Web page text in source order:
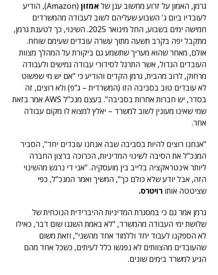
גרמן, האמון על זרוע מחשוב ענן שלאמזון
(Amazon), הודיע ​​
לעובדיו ביום ג' השבוע שעליהם לשוב לעבודה מהמשרדים
חמישה ימים בשבוע, החל מינואר 2025. השינוי, כך לטענת גרמן,
מתקבל יפה בקרב תשעה מתוך עשרה עובדים שעימם שוחח.
אולם, מאחר שהוא מעריך שתשמע גם ביקורת על המהלך מצוות
העובדים הגדול, אשר התרגל לסידורי עבודה גמישים ולעבודה
מרחוק, לרוב מהבית, גרמן הקדים והודיע כי "אם יש מי שפשוט
לא עובדים טוב בסביבה הזו (המשרדית – ג"פ) ולא רוצים, זה
בסדר, יש חברות אחרות בסביבה". בעצם מנכ"ל AWS אמר בזאת
שמי שאינו מעונין לשוב למשרד – יאלץ למצוא לו מקום עבודה
אחר.
"אנחנו רוצים להיות בסביבה שבה אנחנו עובדים יחד", הסביר
המנכ"ל את הסיבה לשינוי המדיניות, הכרוכה ברצון החברה
ליותר אינטראקציה בלייב בין מועסקיה. "אני די נרגש מהשינוי
הזה, אבל יודע שלא כולם כך", המשיך ואמר המנכ"ל, כפי
שציטטה אותו רויטרס.
גרמן אמר גם כי במסגרת המדיניות ההיברידית הנוכחית של
שלושת ימי העבודה מהמשרד, "לא באמת השגנו שום דבר, כאילו
לא הספקנו לעבוד יחד וללמוד אחד מהשני", וזאת משום
שהעובדים מהצוותים לא נפגשו כלל לעיתים, כשכל אחד מהם
הגיע למשרד בימים שונים.